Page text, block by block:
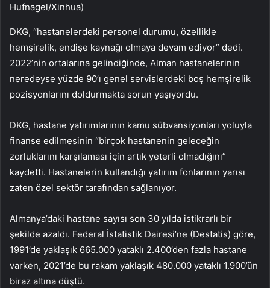
Hufnagel/Xinhua)
DKG, “hastanelerdeki personel durumu, özellikle
hemşirelik, endişe kaynağı olmaya devam ediyor” dedi.
2022’nin ortalarına gelindiğinde, Alman hastanelerinin
neredeyse yüzde 90’ı genel servislerdeki boş hemşirelik
pozisyonlarını doldurmakta sorun yaşıyordu.
DKG, hastane yatırımlarının kamu sübvansiyonları yoluyla
finanse edilmesinin “birçok hastanenin geleceğin
zorluklarını karşılaması için artık yeterli olmadığını”
kaydetti. Hastanelerin kullandığı yatırım fonlarının yarısı
zaten özel sektör tarafından sağlanıyor.
Almanya’daki hastane sayısı son 30 yılda istikrarlı bir
şekilde azaldı. Federal İstatistik Dairesi’ne (Destatis) göre,
1991’de yaklaşık 665.000 yataklı 2.400’den fazla hastane
varken, 2021’de bu rakam yaklaşık 480.000 yataklı 1.900’ün
biraz altına düştü.